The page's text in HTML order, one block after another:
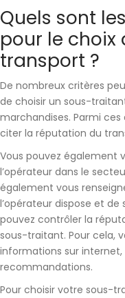
Quels sont
pour le choix
transport ?
De nombreux critères
de choisir un sous-
marchandises. Parmi
citer la réputation du
Vous pouvez également
l’opérateur dans le
également vous
l’opérateur dispose et de
pouvez contrôler la
sous-traitant. Pour cela,
informations sur
recommandations.
Pour choisir votre sous-